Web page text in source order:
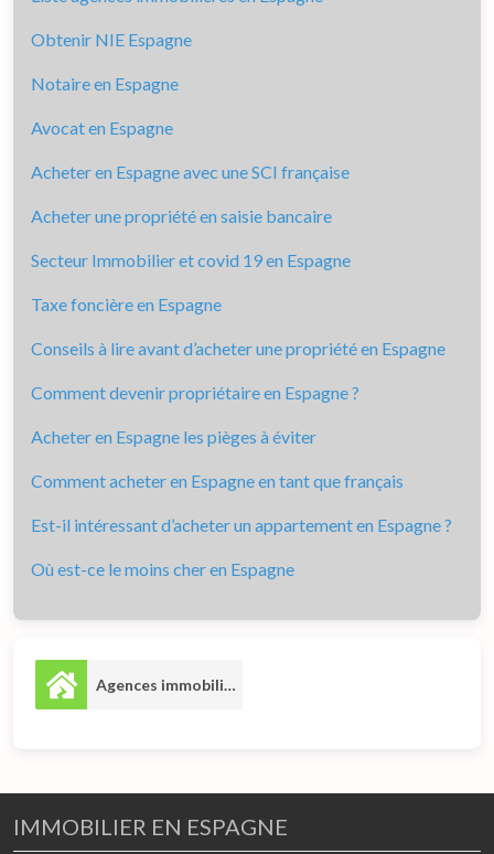
Obtenir NIE Espagne
Notaire en Espagne
Avocat en Espagne
Acheter en Espagne avec une SCI française
Acheter une propriété en saisie bancaire
Secteur Immobilier et covid 19 en Espagne
Taxe foncière en Espagne
Conseils à lire avant d’acheter une propriété en Espagne
Comment devenir propriétaire en Espagne ?
Acheter en Espagne les pièges à éviter
Comment acheter en Espagne en tant que français
Est-il intéressant d’acheter un appartement en Espagne ?
Où est-ce le moins cher en Espagne
Agences immobilières
IMMOBILIER EN ESPAGNE